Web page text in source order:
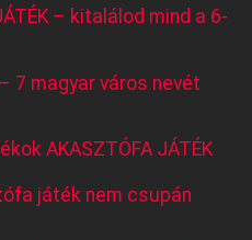
– kitalálod mind a 6-
7 magyar város nevét
AKASZTÓFA JÁTÉK
játék nem csupán